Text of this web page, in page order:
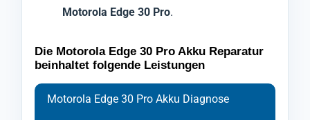
Motorola Edge 30 Pro.
Die Motorola Edge 30 Pro Akku Reparatur
beinhaltet folgende Leistungen
Motorola Edge 30 Pro Akku Diagnose